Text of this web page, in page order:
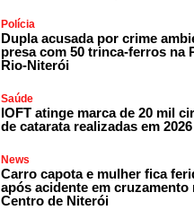
Polícia
Dupla acusada por crime
presa com 50 trinca-ferros na
Rio-Niterói
Saúde
IOFT atinge marca de 20 mil
de catarata realizadas em 2026
News
Carro capota e mulher fica
após acidente em cruzamento
Centro de Niterói